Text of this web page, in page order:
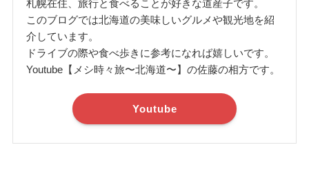
札幌在住、旅行と食べることが好きな道産子です。
このブログでは北海道の美味しいグルメや観光地を紹
介しています。
ドライブの際や食べ歩きに参考になれば嬉しいです。
Youtube【メシ時々旅〜北海道〜】の佐藤の相方です。
Youtube